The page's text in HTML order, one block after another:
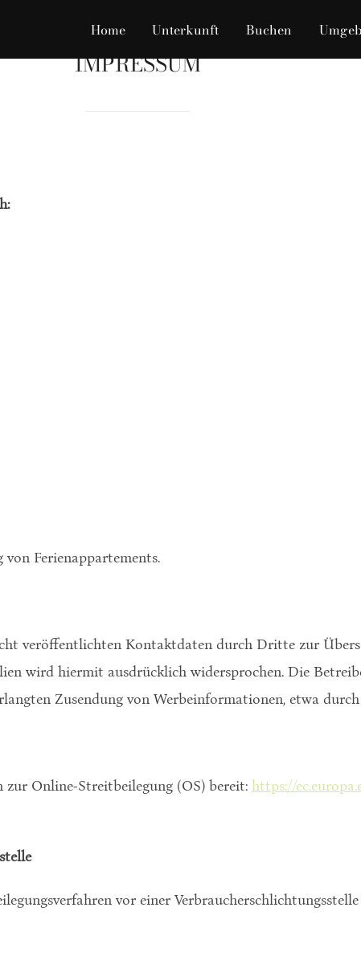
Home Unterkunft Buchen
IMPRESSUM
Ferienappartements.
veröffentlichten Kontaktdaten durch Dritte zur
wird hiermit ausdrücklich widersprochen. Die
Zusendung von Werbeinformationen, etwa
Online-Streitbeilegung (OS) bereit: https://
vor einer